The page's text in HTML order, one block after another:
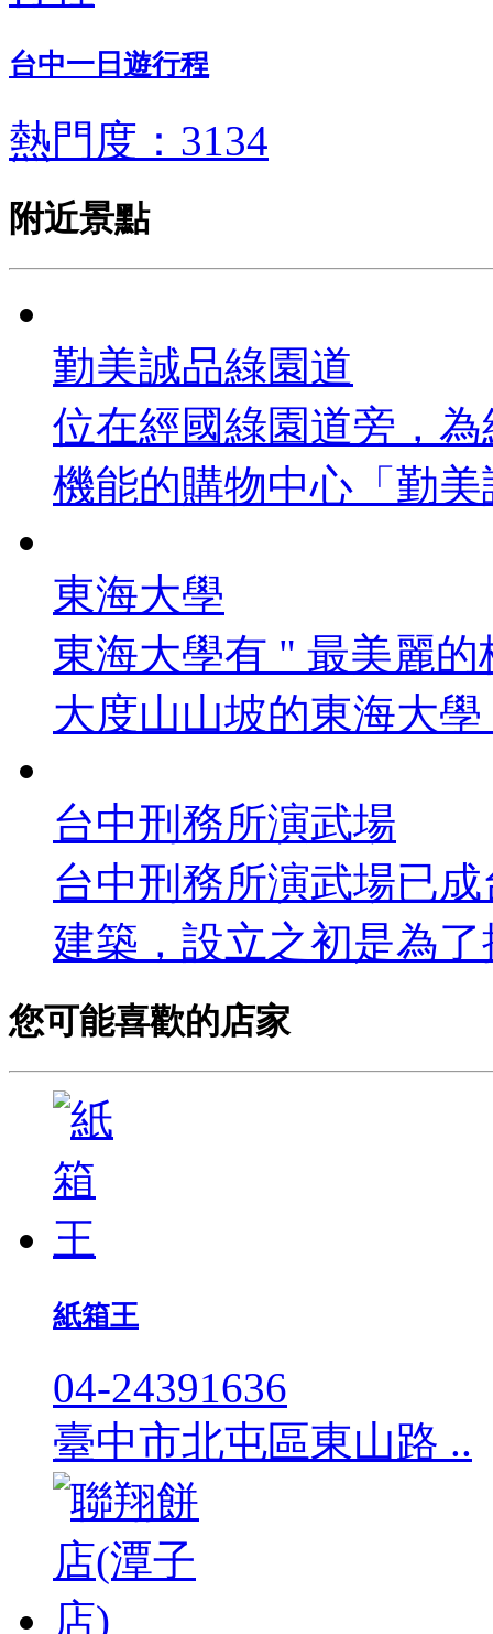
台中一日遊行程
熱門度：3134
附近景點
勤美誠品綠園道
位在經國綠園道旁，
機能的購物中心「勤
東海大學
東海大學有 " 最美麗
大度山山坡的東海大學
台中刑務所演武場
台中刑務所演武場已
建築，設立之初是為
您可能喜歡的店家
紙箱王
04-24391636
臺中市北屯區東山路 ..